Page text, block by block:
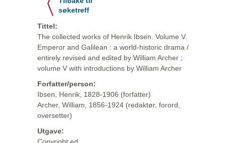
søketreff
Tittel:
The collected works of Henrik Ibsen. Volume V.
Emperor and Galilean : a world-historic drama /
entirely revised and edited by William Archer ;
volume V with introductions by William Archer
Forfatter/person:
Ibsen, Henrik, 1828-1906 (forfatter)
Archer, William, 1856-1924 (redaktør, forord,
oversetter)
Utgave: